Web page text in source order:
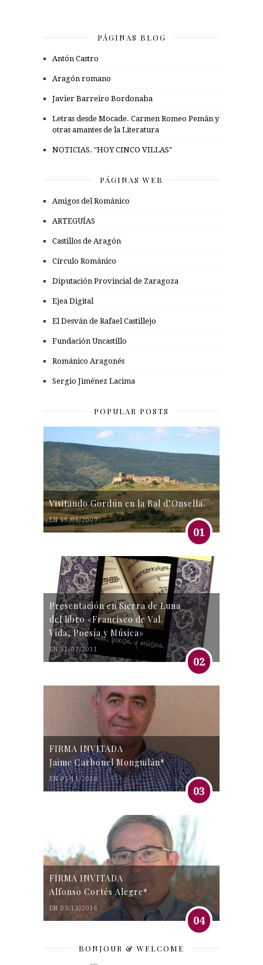
PÁGINAS BLOG
Antón Castro
Aragón romano
Javier Barreiro Bordonaba
Letras desde Mocade. Carmen Romeo Pemán y
otras amantes de la Literatura
NOTICIAS. "HOY CINCO VILLAS"
PÁGINAS WEB
Amigos del Románico
ARTEGUÍAS
Castillos de Aragón
Círculo Románico
Diputación Provincial de Zaragoza
Ejea Digital
El Desván de Rafael Castillejo
Fundación Uncastillo
Románico Aragonés
Sergio Jiménez Lacima
POPULAR POSTS
Visitando Gordún en la Bal d’Onsella.
EN 19/06/2007
01
Presentación en Sierra de Luna
del libro «Francisco de Val.
Vida, Poesía y Música»
EN 31/07/2011
02
FIRMA INVITADA
Jaime Carbonel Monguilán*
EN 05/11/2016
03
FIRMA INVITADA
Alfonso Cortés Alegre*
EN 03/12/2016
04
BONJOUR & WELCOME